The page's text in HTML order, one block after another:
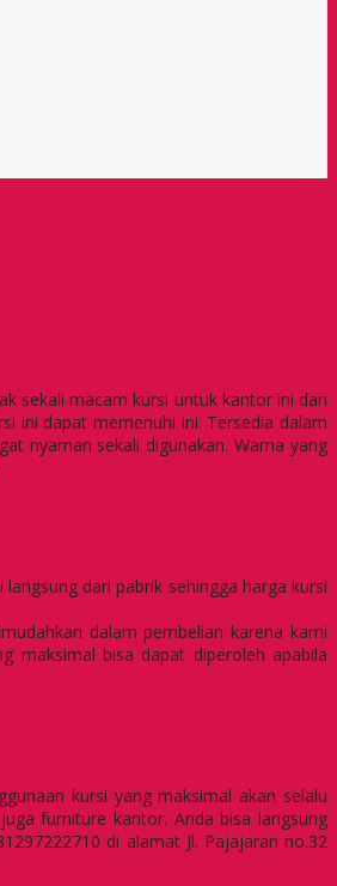
sekali macam kursi untuk kantor ini dari
ini dapat memenuhi ini. Tersedia dalam
nyaman sekali digunakan. Warna yang
dari pabrik sehingga harga kursi
dalam pembelian karena kami
maksimal bisa dapat diperoleh apabila
kursi yang maksimal akan selalu
furniture kantor. Anda bisa langsung
di alamat Jl. Pajajaran no.32